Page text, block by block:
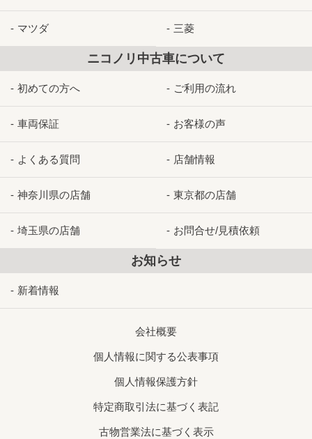
マツダ 三菱
ニコノリ中古車について
初めての方へ ご利用の流れ
車両保証 お客様の声
よくある質問 店舗情報
神奈川県の店舗 東京都の店舗
埼玉県の店舗 お問合せ/見積依頼
お知らせ
新着情報
会社概要
個人情報に関する公表事項
個人情報保護方針
特定商取引法に基づく表記
古物営業法に基づく表示